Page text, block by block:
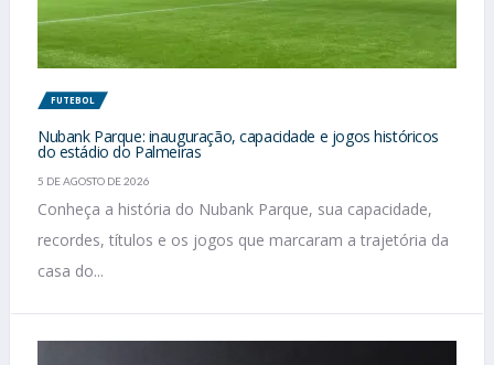
FUTEBOL
Nubank Parque: inauguração, capacidade e jogos históricos
do estádio do Palmeiras
5 DE AGOSTO DE 2026
Conheça a história do Nubank Parque, sua capacidade,
recordes, títulos e os jogos que marcaram a trajetória da
casa do...